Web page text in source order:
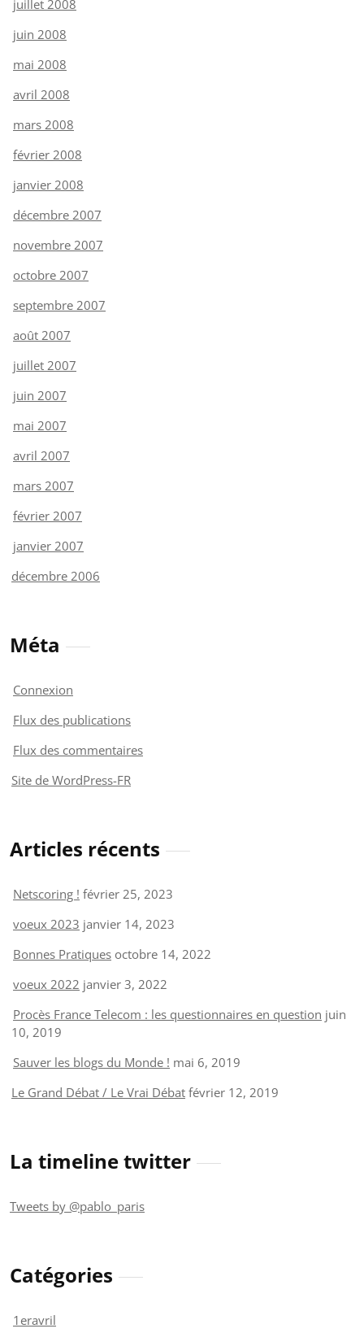
juillet 2008
juin 2008
mai 2008
avril 2008
mars 2008
février 2008
janvier 2008
décembre 2007
novembre 2007
octobre 2007
septembre 2007
août 2007
juillet 2007
juin 2007
mai 2007
avril 2007
mars 2007
février 2007
janvier 2007
décembre 2006
Méta
Connexion
Flux des publications
Flux des commentaires
Site de WordPress-FR
Articles récents
Netscoring ! février 25, 2023
voeux 2023 janvier 14, 2023
Bonnes Pratiques octobre 14, 2022
voeux 2022 janvier 3, 2022
Procès France Telecom : les questionnaires en question juin
10, 2019
Sauver les blogs du Monde ! mai 6, 2019
Le Grand Débat / Le Vrai Débat février 12, 2019
La timeline twitter
Tweets by @pablo_paris
Catégories
1eravril